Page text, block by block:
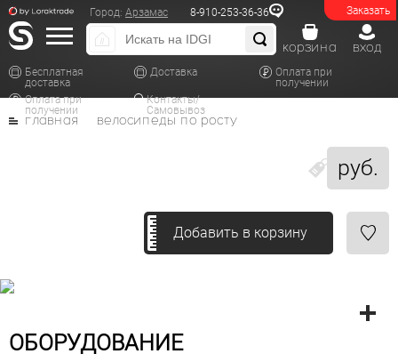
Заказать
Город: Арзамас 8-910-253-36-36
Бесплатная
доставка
Доставка
Оплата при
получении
Оплата при
получении
Контакты/
Самовывоз
вход
корзина
руб.
главная велосипеды по росту
Добавить в корзину
ОБОРУДОВАНИЕ